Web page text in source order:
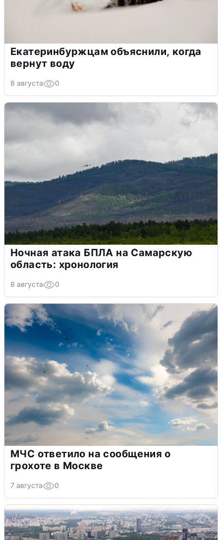
Екатеринбуржцам объяснили, когда
вернут воду
8 августа 0
Ночная атака БПЛА на Самарскую
область: хронология
8 августа 0
МЧС ответило на сообщения о
грохоте в Москве
7 августа 0